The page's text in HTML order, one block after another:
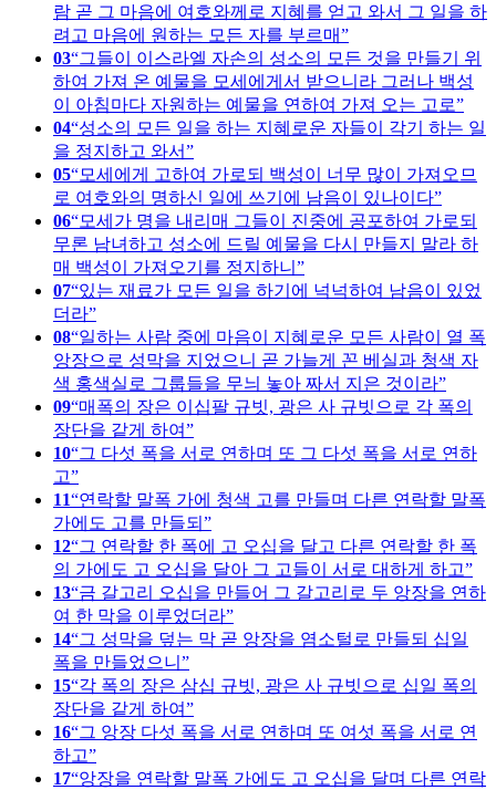
람 곧 그 마음에 여호와께로 지혜를 얻고 와서 그 일을 하
려고 마음에 원하는 모든 자를 부르매
03 그들이 이스라엘 자손의 성소의 모든 것을 만들기 위
하여 가져 온 예물을 모세에게서 받으니라 그러나 백성
이 아침마다 자원하는 예물을 연하여 가져 오는 고로
04 성소의 모든 일을 하는 지혜로운 자들이 각기 하는 일
을 정지하고 와서
05 모세에게 고하여 가로되 백성이 너무 많이 가져오므
로 여호와의 명하신 일에 쓰기에 남음이 있나이다
06 모세가 명을 내리매 그들이 진중에 공포하여 가로되
무론 남녀하고 성소에 드릴 예물을 다시 만들지 말라 하
매 백성이 가져오기를 정지하니
07 있는 재료가 모든 일을 하기에 넉넉하여 남음이 있었
더라
08 일하는 사람 중에 마음이 지혜로운 모든 사람이 열 폭
앙장으로 성막을 지었으니 곧 가늘게 꼰 베실과 청색 자
색 홍색실로 그룹들을 무늬 놓아 짜서 지은 것이라
09 매폭의 장은 이십팔 규빗, 광은 사 규빗으로 각 폭의
장단을 같게 하여
10 그 다섯 폭을 서로 연하며 또 그 다섯 폭을 서로 연하
고
11 연락할 말폭 가에 청색 고를 만들며 다른 연락할 말폭
가에도 고를 만들되
12 그 연락할 한 폭에 고 오십을 달고 다른 연락할 한 폭
의 가에도 고 오십을 달아 그 고들이 서로 대하게 하고
13 금 갈고리 오십을 만들어 그 갈고리로 두 앙장을 연하
여 한 막을 이루었더라
14 그 성막을 덮는 막 곧 앙장을 염소털로 만들되 십일
폭을 만들었으니
15 각 폭의 장은 삼십 규빗, 광은 사 규빗으로 십일 폭의
장단을 같게 하여
16 그 앙장 다섯 폭을 서로 연하며 또 여섯 폭을 서로 연
하고
17 앙장을 연락할 말폭 가에도 고 오십을 달며 다른 연락